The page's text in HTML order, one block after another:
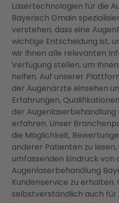
Lasertechnologien für die
Bayerisch Gmain
verstehen, dass eine
wichtige Entscheidung ist,
wir Ihnen alle relevanten
Verfügung stellen, um
helfen. Auf unserer
der Augenärzte einsehen
Erfahrungen,
der Augenlaserbehandlung
erfahren. Unser
die Möglichkeit,
anderer Patienten zu lesen,
umfassenden Eindruck von
Augenlaserbehandlung
Kundenservice zu erhalten.
selbstverständlich auch für